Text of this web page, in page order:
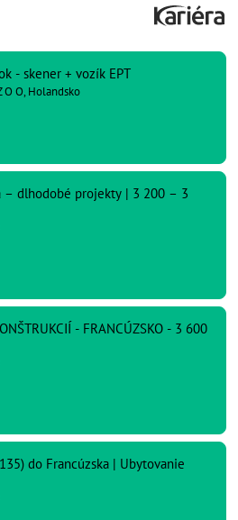
- skener + vozík EPT
O O, Holandsko
– dlhodobé projekty | 3 200 – 3
- FRANCÚZSKO - 3 600
do Francúzska | Ubytovanie